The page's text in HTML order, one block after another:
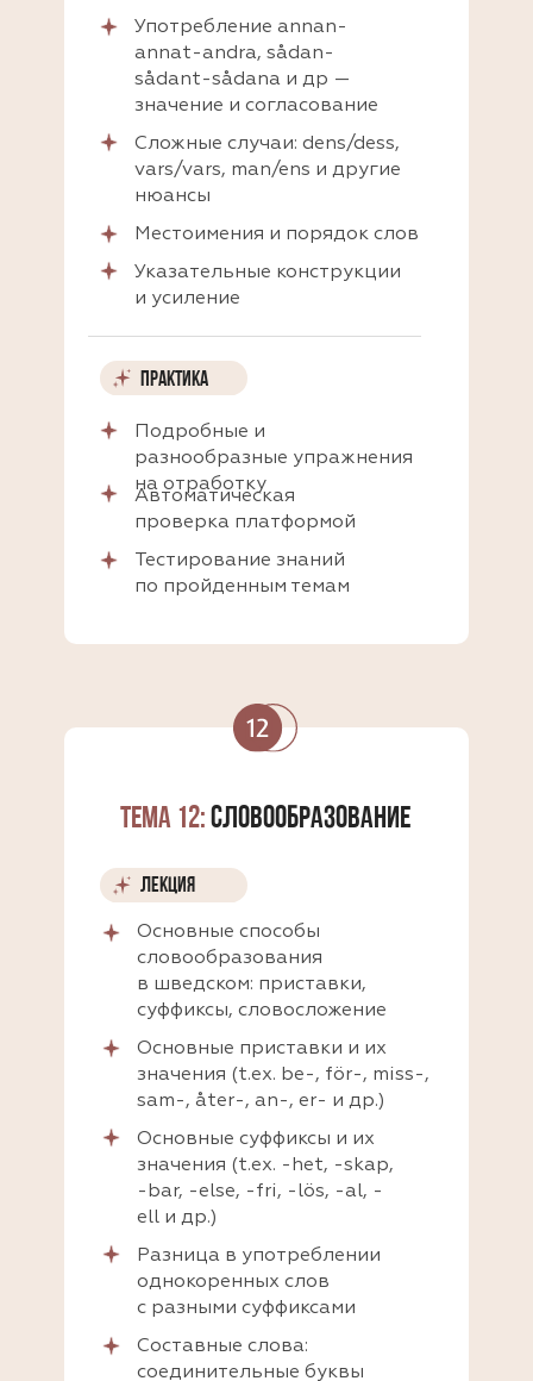
ПРАКТИКА
ПРАКТИКА
Подробные и
разнообразные упражнения
на отработку
Автоматическая
проверка платформой
Тестирование знаний
по пройденным темам
ЛЕКЦИЯ
ТЕМА 12:СЛОВООБРАЗОВАНИЕ
Употребление annan-
annat-andra, sådan-
sådant-sådana и др —
значение и согласование
Сложные случаи: dens/dess,
vars/vars, man/ens и другие
нюансы
Указательные конструкции
и усиление
Местоимения и порядок слов
Основные способы
словообразования
в шведском: приставки,
суффиксы, словосложение
Основные приставки и их
значения (t.ex. be-, för-, miss-,
sam-, åter-, an-, er- и др.)
Основные суффиксы и их
значения (t.ex. -het, -skap,
-bar, -else, -fri, -lös, -al, -
ell и др.)
Разница в употреблении
однокоренных слов
с разными суффиксами
Составные слова:
соединительные буквы